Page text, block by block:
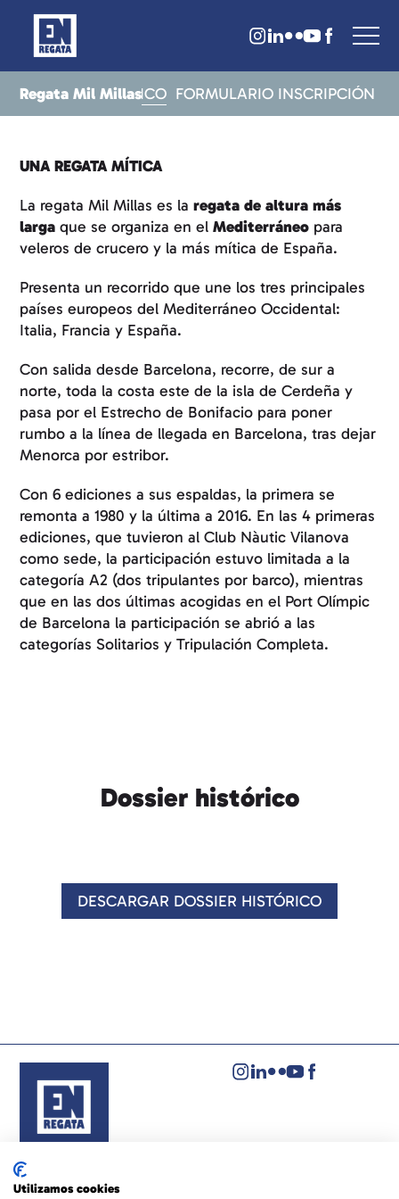
Regata Mil Millas
DOSSIER HISTÓRICO FORMULARIO INSCRIPCIÓN
UNA REGATA MÍTICA
La regata Mil Millas es la regata de altura más
largaque se organiza en el Mediterráneo para
veleros de crucero y la más mítica de España.
Presenta un recorrido que une los tres principales
países europeos del Mediterráneo Occidental:
Italia, Francia y España.
Con salida desde Barcelona, recorre, de sur a
norte, toda la costa este de la isla de Cerdeña y
pasa por el Estrecho de Bonifacio para poner
rumbo a la línea de llegada en Barcelona, tras dejar
Menorca por estribor.
Con 6 ediciones a sus espaldas, la primera se
remonta a 1980 y la última a 2016. En las 4 primeras
ediciones, que tuvieron al Club Nàutic Vilanova
como sede, la participación estuvo limitada a la
categoría A2 (dos tripulantes por barco), mientras
que en las dos últimas acogidas en el Port Olímpic
de Barcelona la participación se abrió a las
categorías Solitarios y Tripulación Completa.
Dossier histórico
DESCARGAR DOSSIER HISTÓRICO
Utilizamos cookies